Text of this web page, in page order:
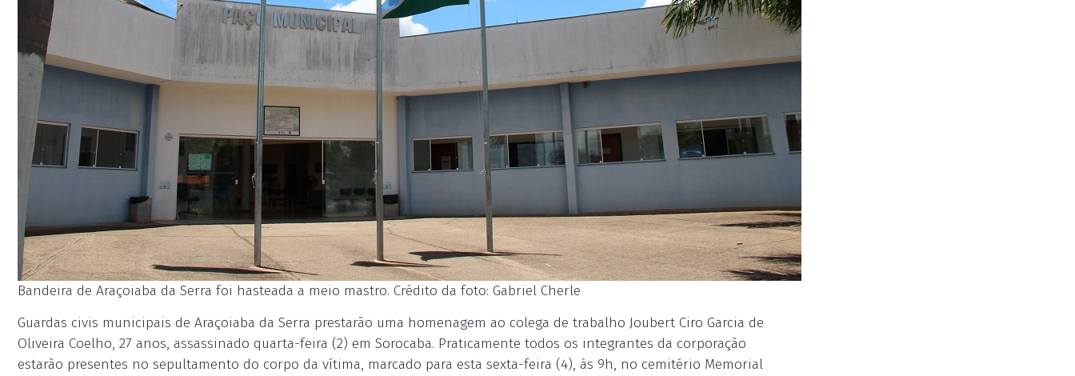
Bandeira de Araçoiaba da Serra foi hasteada a meio mastro. Crédito da foto: Gabriel Cherle
Guardas civis municipais de Araçoiaba da Serra prestarão uma homenagem ao colega de trabalho Joubert Ciro Garcia de
Oliveira Coelho, 27 anos, assassinado quarta-feira (2) em Sorocaba. Praticamente todos os integrantes da corporação
estarão presentes no sepultamento do corpo da vítima, marcado para esta sexta-feira (4), às 9h, no cemitério Memorial